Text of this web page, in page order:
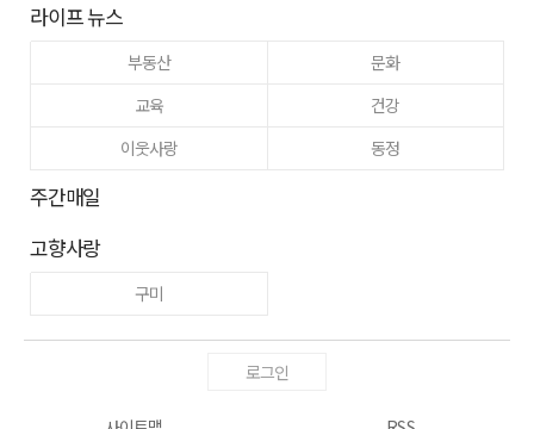
라이프 뉴스
부동산
문화
교육
건강
이웃사랑
동정
주간매일
고향사랑
구미
로그인